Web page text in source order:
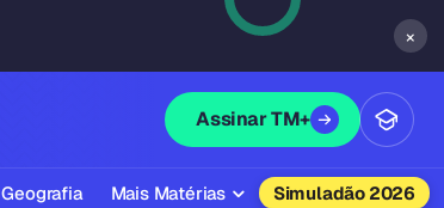
×
Assinar TM+
Geografia Mais Matérias Simuladão 2026